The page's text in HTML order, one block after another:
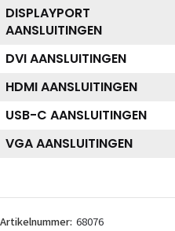
DISPLAYPORT
AANSLUITINGEN
DVI AANSLUITINGEN
HDMI AANSLUITINGEN
USB-C AANSLUITINGEN
VGA AANSLUITINGEN
Artikelnummer: 68076